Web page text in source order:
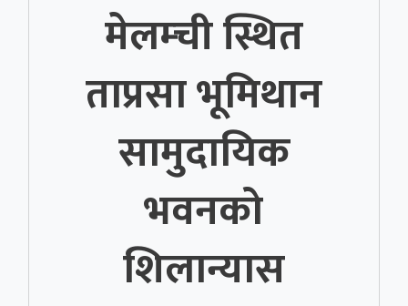
मेलम्ची स्थित
ताप्रसा भूमिथान
सामुदायिक
भवनको
शिलान्यास